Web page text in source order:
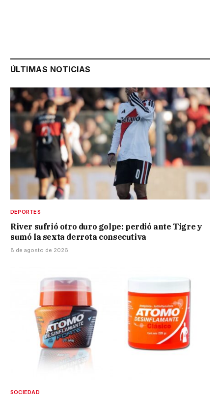
ÚLTIMAS NOTICIAS
DEPORTES
River sufrió otro duro golpe: perdió ante Tigre y
sumó la sexta derrota consecutiva
8 de agosto de 2026
SOCIEDAD